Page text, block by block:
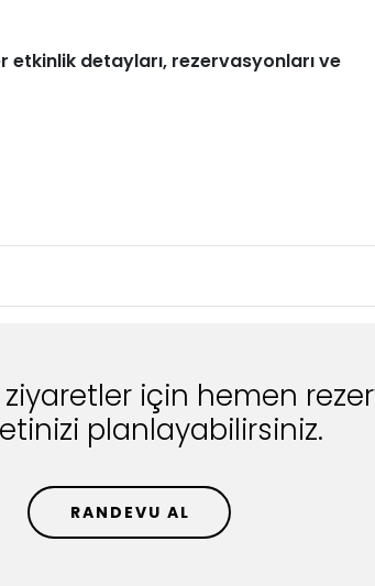
detayları, rezervasyonları ve
ziyaretler için hemen
planlayabilirsiniz.
RANDEVU AL